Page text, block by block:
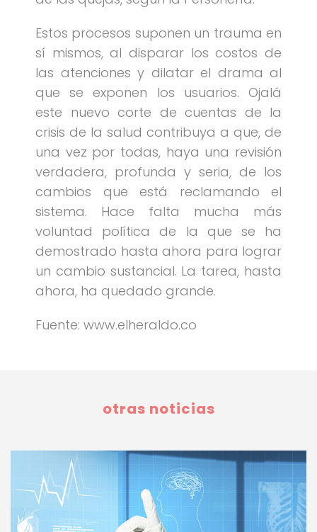
Estos procesos suponen un trauma en
sí mismos, al disparar los costos de
las atenciones y dilatar el drama al
que se exponen los usuarios. Ojalá
este nuevo corte de cuentas de la
crisis de la salud contribuya a que, de
una vez por todas, haya una revisión
verdadera, profunda y seria, de los
cambios que está reclamando el
sistema. Hace falta mucha más
voluntad política de la que se ha
demostrado hasta ahora para lograr
un cambio sustancial. La tarea, hasta
ahora, ha quedado grande.
Fuente: www.elheraldo.co
otras noticias